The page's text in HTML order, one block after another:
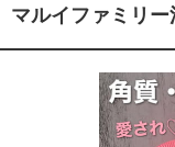
マルイファミリ